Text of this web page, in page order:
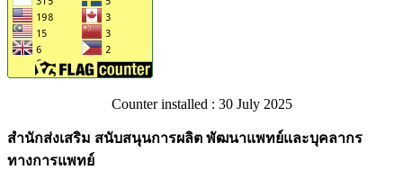
Counter installed : 30 July 2025
สำนักส่งเสริม สนับสนุนการผลิต พัฒนาแพทย์และบุคลากร
ทางการแพทย์